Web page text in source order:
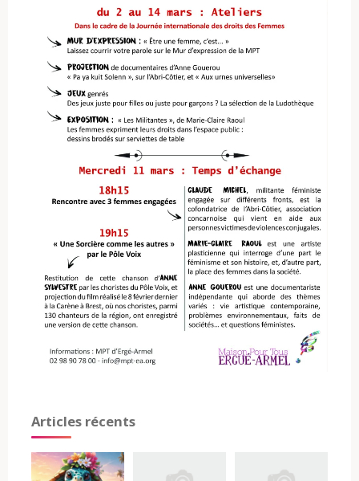
Articles récents